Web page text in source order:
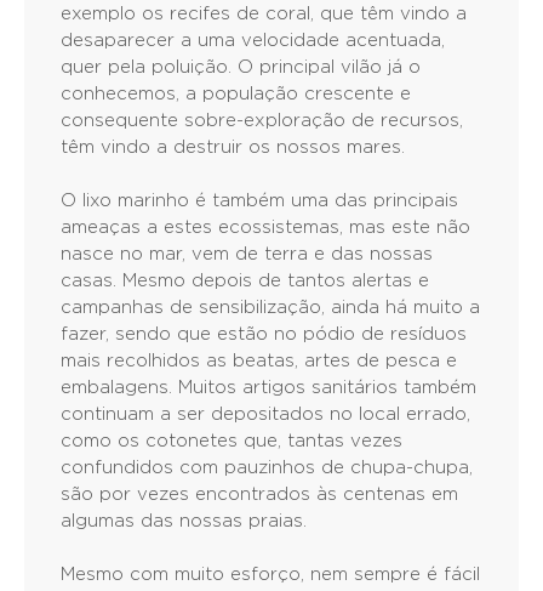
exemplo os recifes de coral, que têm vindo a
desaparecer a uma velocidade acentuada,
quer pela poluição. O principal vilão já o
conhecemos, a população crescente e
consequente sobre-exploração de recursos,
têm vindo a destruir os nossos mares.
O lixo marinho é também uma das principais
ameaças a estes ecossistemas, mas este não
nasce no mar, vem de terra e das nossas
casas. Mesmo depois de tantos alertas e
campanhas de sensibilização, ainda há muito a
fazer, sendo que estão no pódio de resíduos
mais recolhidos as beatas, artes de pesca e
embalagens. Muitos artigos sanitários também
continuam a ser depositados no local errado,
como os cotonetes que, tantas vezes
confundidos com pauzinhos de chupa-chupa,
são por vezes encontrados às centenas em
algumas das nossas praias.
Mesmo com muito esforço, nem sempre é fácil